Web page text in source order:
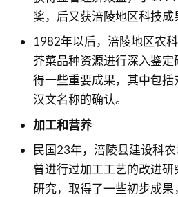
奖，后又获涪陵地区科技成
1982年以后，涪陵地区农
芥菜品种资源进行深入鉴
得一些重要成果，其中包
汉文名称的确认。
加工和营养
民国23年，涪陵县建设科
曾进行过加工工艺的改进
研究，取得了一些初步成